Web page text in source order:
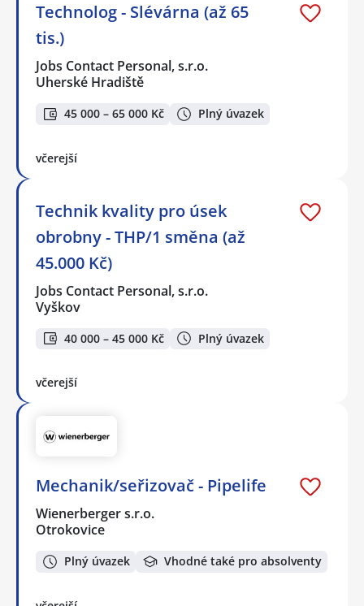
Technolog - Slévárna (až 65
tis.)
Jobs Contact Personal, s.r.o.
Uherské Hradiště
45 000 – 65 000 Kč Plný úvazek
včerejší
Technik kvality pro úsek
obrobny - THP/1 směna (až
45.000 Kč)
Jobs Contact Personal, s.r.o.
Vyškov
40 000 – 45 000 Kč Plný úvazek
včerejší
Mechanik/seřizovač - Pipelife
Wienerberger s.r.o.
Otrokovice
Plný úvazek Vhodné také pro absolventy